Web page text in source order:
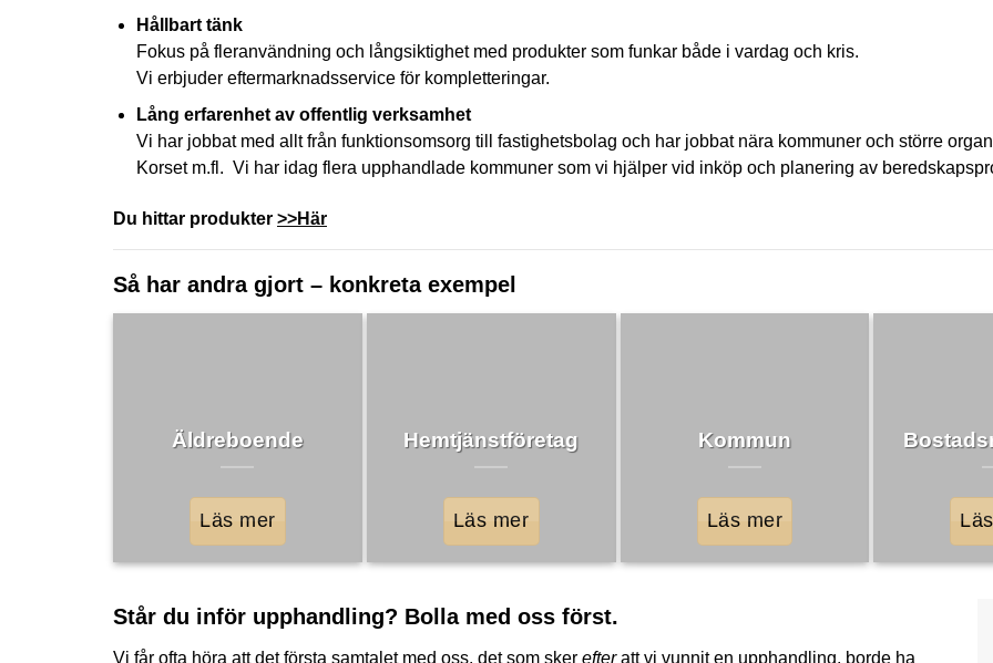
Hållbart tänk
Fokus på fleranvändning och långsiktighet med produkter som funkar både i vardag och kris.
Vi erbjuder eftermarknadsservice för kompletteringar.
Lång erfarenhet av offentlig verksamhet
Vi har jobbat med allt från funktionsomsorg till fastighetsbolag och har jobbat nära kommuner och större
Korset m.fl. Vi har idag flera upphandlade kommuner som vi hjälper vid inköp och planering av
Du hittar produkter >>Här
Så har andra gjort – konkreta exempel
Äldreboende
Läs mer
Hemtjänstföretag
Läs mer
Kommun
Läs mer
Står du inför upphandling? Bolla med oss först.
Vi får ofta höra att det första samtalet med oss, det som sker efteratt vi vunnit en upphandling, borde ha